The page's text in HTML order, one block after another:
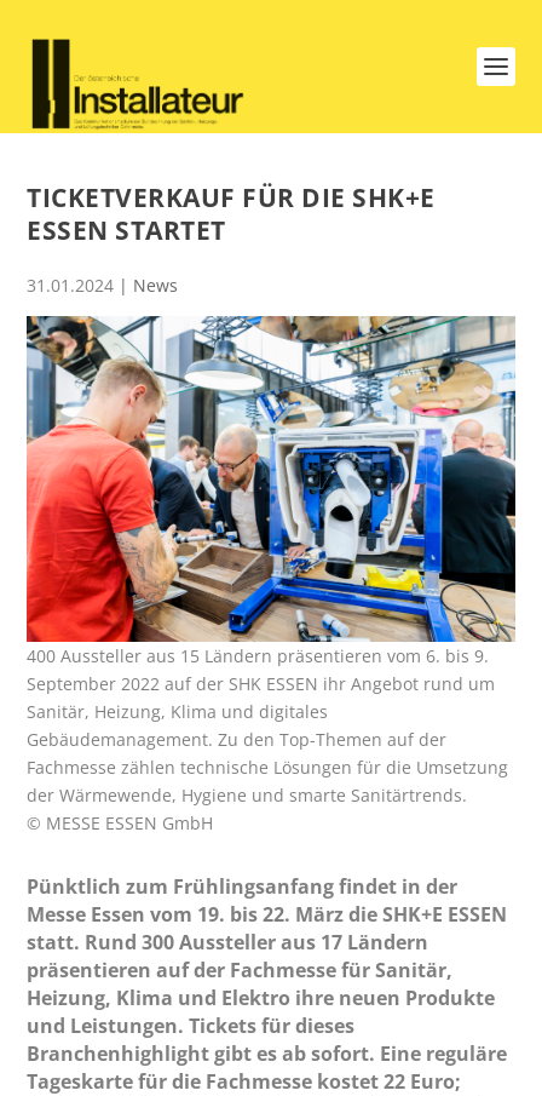
TICKETVERKAUF FÜR DIE SHK+E
ESSEN STARTET
31.01.2024 | News
400 Aussteller aus 15 Ländern präsentieren vom 6. bis 9.
September 2022 auf der SHK ESSEN ihr Angebot rund um
Sanitär, Heizung, Klima und digitales
Gebäudemanagement. Zu den Top-Themen auf der
Fachmesse zählen technische Lösungen für die Umsetzung
der Wärmewende, Hygiene und smarte Sanitärtrends.
© MESSE ESSEN GmbH
Pünktlich zum Frühlingsanfang findet in der
Messe Essen vom 19. bis 22. März die SHK+E ESSEN
statt. Rund 300 Aussteller aus 17 Ländern
präsentieren auf der Fachmesse für Sanitär,
Heizung, Klima und Elektro ihre neuen Produkte
und Leistungen. Tickets für dieses
Branchenhighlight gibt es ab sofort. Eine reguläre
Tageskarte für die Fachmesse kostet 22 Euro;